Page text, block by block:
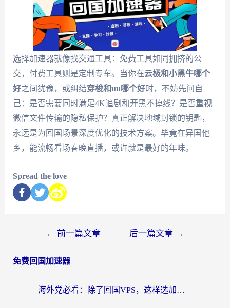
选择加速器就像找交通工具：免费工具如同拥挤的公
交，付费工具则是定制专车。当你在云极和小黑牛哪个
好之间犹豫，或纠结穿梭和uu哪个好时，不妨先问自
己：是否需要同时满足4K追剧和开黑不掉线？是否重视
微信文件传输的隐私保护？真正解决地域封锁的钥匙，
永远是为回国场景深度优化的技术方案。毕竟在异国他
乡，能流畅看场春晚直播，或许就是最好的年味。
Spread the love
← 前一篇文章 后一篇文章 →
免费回国加速器
海外党必看：除了回国VPS，这样选加速器也能无缝刷国内资源？